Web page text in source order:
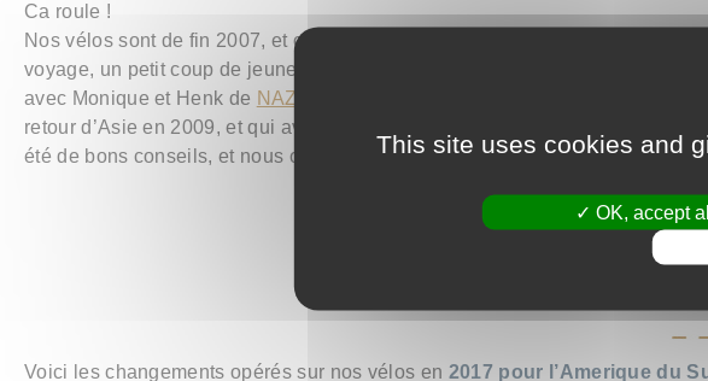
This site uses cookies and
OK, accept all
Ca roule !
Nos vélos sont de fin 2007, et ont plus de 25000 km au compteur. Pour partir
voyage, un petit coup de jeune s’avérait nécessaire. Nous avons alors repris
avec Monique et Henk de NAZCA
retour d’Asie en 2009, et qui avaient déjà redonné un coup de neuf aux
été de bons conseils, et nous ont accordé une belle remise sur le matériel.
Voici les changements opérés sur nos vélos en 2017 pour l’Amerique du